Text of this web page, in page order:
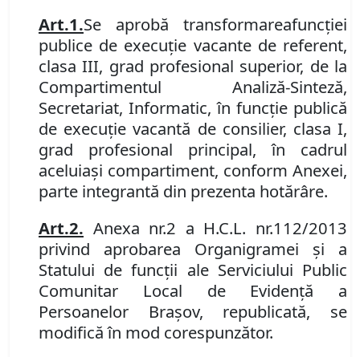
Art.1.Se aprobă transformareafuncţiei
publice de execuţie vacante de referent,
clasa III, grad profesional superior, de la
Compartimentul Analiză-Sinteză,
Secretariat, Informatic, în funcţie publică
de execuţie vacantă de consilier, clasa I,
grad profesional principal, în cadrul
aceluiaşi compartiment, conform Anexei,
parte integrantă din prezenta hotărâre.
Art.2. Anexa nr.2 a H.C.L. nr.112/2013
privind aprobarea Organigramei şi a
Statului de funcţii ale Serviciului Public
Comunitar Local de Evidenţă a
Persoanelor Braşov, republicată, se
modifică în mod corespunzător.